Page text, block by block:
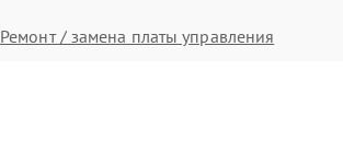
Ремонт / замена платы управления